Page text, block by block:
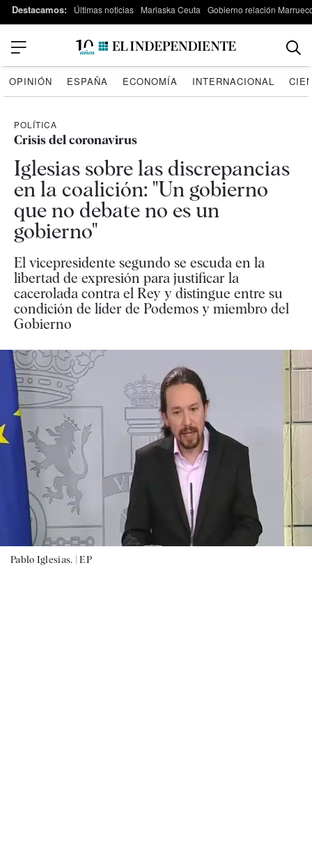
Destacamos: Últimas noticias Marlaska Ceuta Gobierno relación
OPINIÓN ESPAÑA ECONOMÍA INTERNACIONAL
POLÍTICA
Crisis del coronavirus
Iglesias sobre las discrepancias
en la coalición: "Un gobierno
que no debate no es un
gobierno"
El vicepresidente segundo se escuda en la
libertad de expresión para justificar la
cacerolada contra el Rey y distingue entre su
condición de líder de Podemos y miembro del
Gobierno
Pablo Iglesias. |EP